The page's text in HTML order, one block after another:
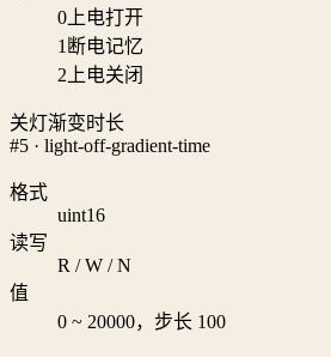
0 上电打开
1 断电记忆
2 上电关闭
关灯渐变时长
#5 · light-off-gradient-time
格式
uint16
读写
R / W / N
值
0 ~ 20000，步长 100